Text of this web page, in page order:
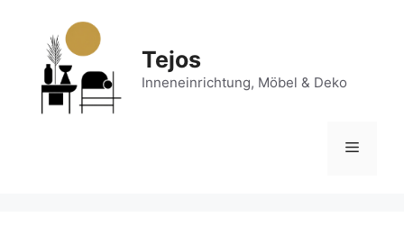
springen
Tejos
Inneneinrichtung, Möbel & Deko
Menü